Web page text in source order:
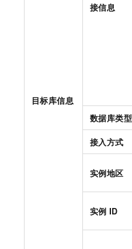
目标库信息
接信息
数据库类型
接入方式
实例地区
实例 ID